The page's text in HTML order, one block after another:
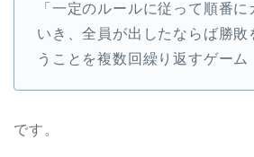
「一定のルールに従って順番
いき、全員が出したならば勝敗
うことを複数回繰り返すゲーム
です。